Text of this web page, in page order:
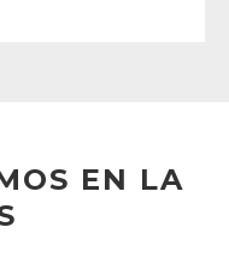
EN LA